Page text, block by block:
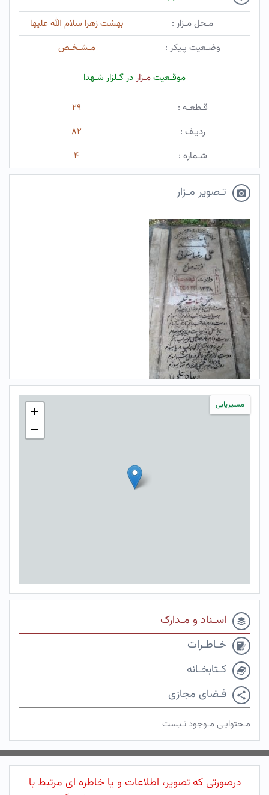
مـحل مـزار :
بهشت زهرا سلام الله علیها
وضـعیت پـیکر :
مـشـخـص
موقـعیتمـزاردر گـلزار شـهدا
قـطعـه :
۲۹
ردیـف :
۸۲
شـماره :
۴
تـصویر مـزار
مسیریابی
+
−
اسـناد و مـدارک
خـاطـرات
کـتابخـانه
فـضای مجازی
مـحتوایـی مـوجود نـیست
درصورتی که تصویر، اطلاعات و یا خاطره ای مرتبط با